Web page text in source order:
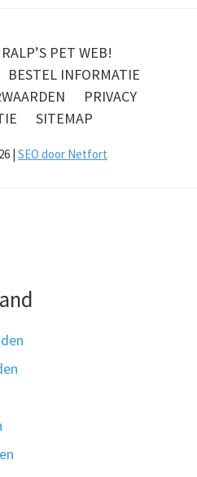
PET WEB!
BESTEL INFORMATIE
PRIVACY
SITEMAP
| SEO door Netfort